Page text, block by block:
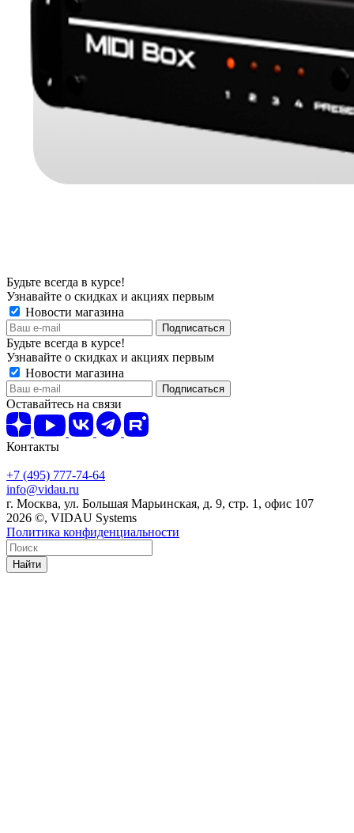
Будьте всегда в курсе!
Узнавайте о скидках и акциях первым
Новости магазина
Будьте всегда в курсе!
Узнавайте о скидках и акциях первым
Новости магазина
Оставайтесь на связи
Контакты
+7 (495) 777-74-64
info@vidau.ru
г. Москва, ул. Большая Марьинская, д. 9, стр. 1, офис 107
2026 ©, VIDAU Systems
Политика конфиденциальности
Найти